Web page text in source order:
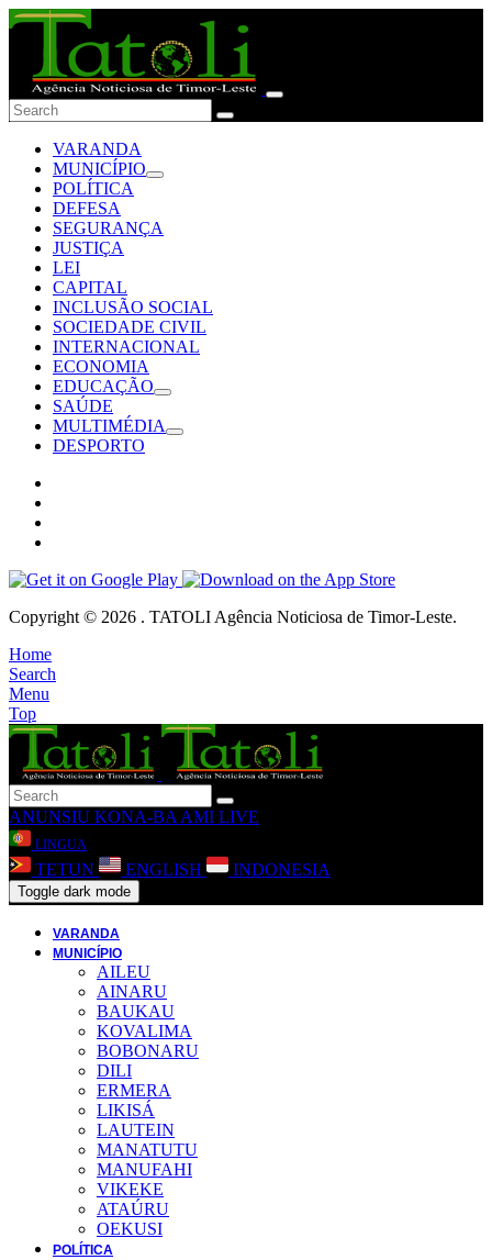
VARANDA
MUNICÍPIO
POLÍTICA
DEFESA
SEGURANÇA
JUSTIÇA
LEI
CAPITAL
INCLUSÃO SOCIAL
SOCIEDADE CIVIL
INTERNACIONAL
ECONOMIA
EDUCAÇÃO
SAÚDE
MULTIMÉDIA
DESPORTO
Copyright © 2026 . TATOLI Agência Noticiosa de Timor-Leste.
Home
Search
Menu
Top
ANUNSIU KONA-BA AMI LIVE
LINGUA
TETUN ENGLISH INDONESIA
Toggle dark mode
VARANDA
MUNICÍPIO
AILEU
AINARU
BAUKAU
KOVALIMA
BOBONARU
DILI
ERMERA
LIKISÁ
LAUTEIN
MANATUTU
MANUFAHI
VIKEKE
ATAÚRU
OEKUSI
POLÍTICA